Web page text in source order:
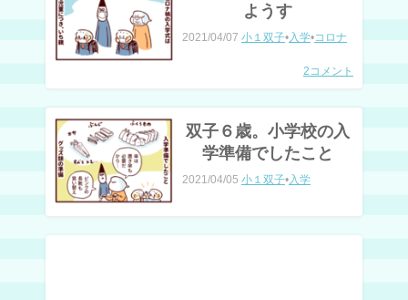
ようす
2021/04/07 小１双子• 入学•コロナ
2コメント
双子６歳。小学校の入
学準備でしたこと
2021/04/05 小１双子•入学